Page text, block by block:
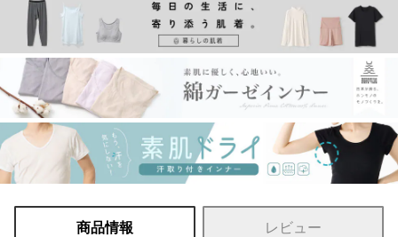
商品情報 レビュー